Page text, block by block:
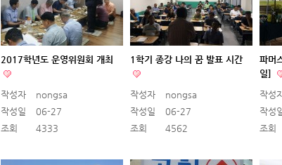
2017학년도 운영위원회 개최
작성자
nongsa
작성일
06-27
조회
4333
1학기 종강 나의 꿈 발표 시간
작성자
nongsa
작성일
06-27
조회
4562
파머
일]
작성
작성
조회